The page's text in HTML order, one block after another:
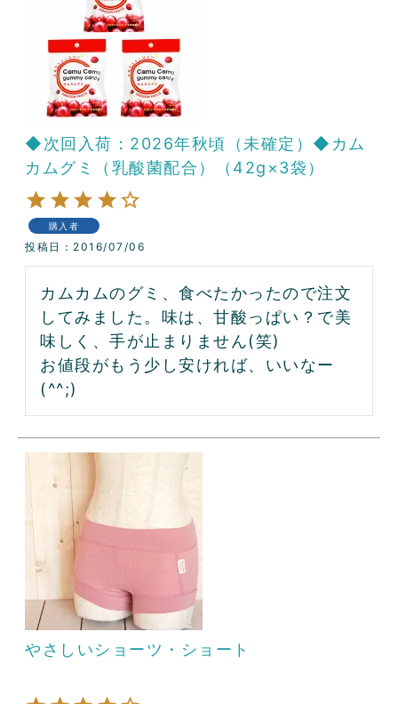
◆次回入荷：2026年秋頃（未確定）◆カム
カムグミ（乳酸菌配合）（42g×3袋）
購入者
投稿日 2016/07/06
カムカムのグミ、食べたかったので注文
してみました。味は、甘酸っぱい？で美
味しく、手が止まりません(笑)
お値段がもう少し安ければ、いいなー
(^^;)
やさしいショーツ・ショート